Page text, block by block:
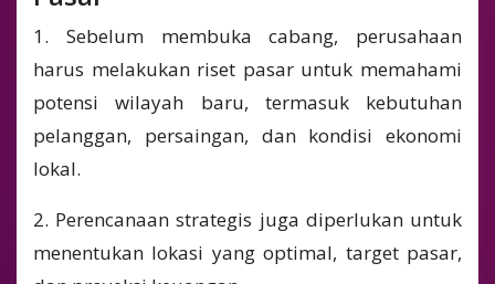
1. Sebelum membuka cabang, perusahaan
harus melakukan riset pasar untuk memahami
potensi wilayah baru, termasuk kebutuhan
pelanggan, persaingan, dan kondisi ekonomi
lokal.
2. Perencanaan strategis juga diperlukan untuk
menentukan lokasi yang optimal, target pasar,